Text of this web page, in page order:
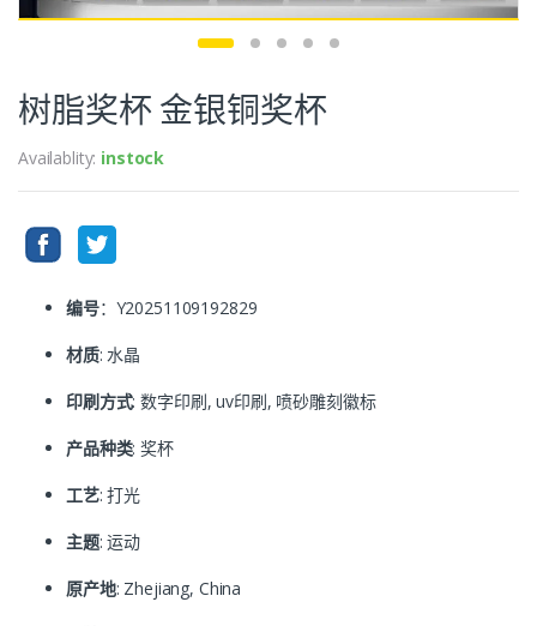
树脂奖杯 金银铜奖杯
Availablity: instock
编号：Y20251109192829
材质: 水晶
印刷方式: 数字印刷, uv印刷, 喷砂雕刻徽标
产品种类: 奖杯
工艺: 打光
主题: 运动
原产地: Zhejiang, China